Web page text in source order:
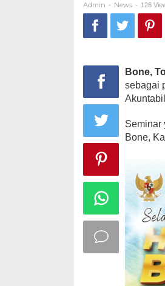
Admin - News - 126
Bone,
sebagai
Seminar
Bone,